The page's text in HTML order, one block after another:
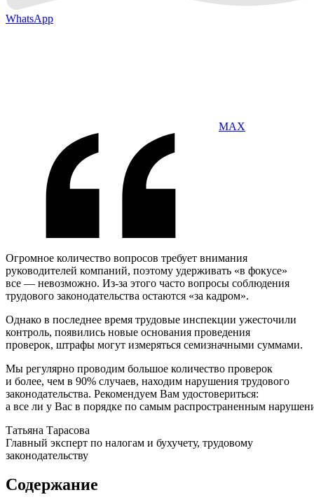
WhatsApp
MAX
Огромное количество вопросов требует внимания
руководителей компаний, поэтому удерживать «в фокусе»
все — невозможно. Из-за этого часто вопросы соблюдения
трудового законодательства остаются «за кадром».
Однако в последнее время трудовые инспекции ужесточили
контроль, появились новые основания проведения
проверок, штрафы могут измеряться семизначными суммами.
Мы регулярно проводим большое количество проверок
и более, чем в 90% случаев, находим нарушения трудового
законодательства. Рекомендуем Вам удостовериться:
а все ли у Вас в порядке по самым распространенным
Татьяна Тарасова
Главный эксперт по налогам и бухучету, трудовому
законодательству
Содержание